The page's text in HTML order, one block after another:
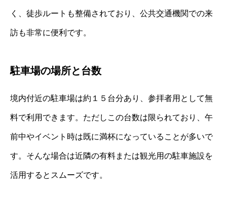
く、徒歩ルートも整備されており、公共交通機関での来
訪も非常に便利です。
駐車場の場所と台数
境内付近の駐車場は約１５台分あり、参拝者用として無
料で利用できます。ただしこの台数は限られており、午
前中やイベント時は既に満杯になっていることが多いで
す。そんな場合は近隣の有料または観光用の駐車施設を
活用するとスムーズです。